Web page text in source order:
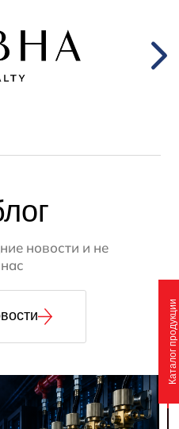
новости и не
Каталог продукции